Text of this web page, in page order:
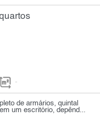
-
de armários, quintal
um escritório, depênd...